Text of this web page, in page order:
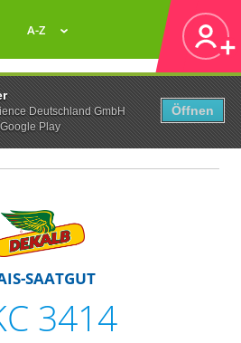
Deutschland GmbH
Play
Öffnen
A-Z
SAATGUT
3414